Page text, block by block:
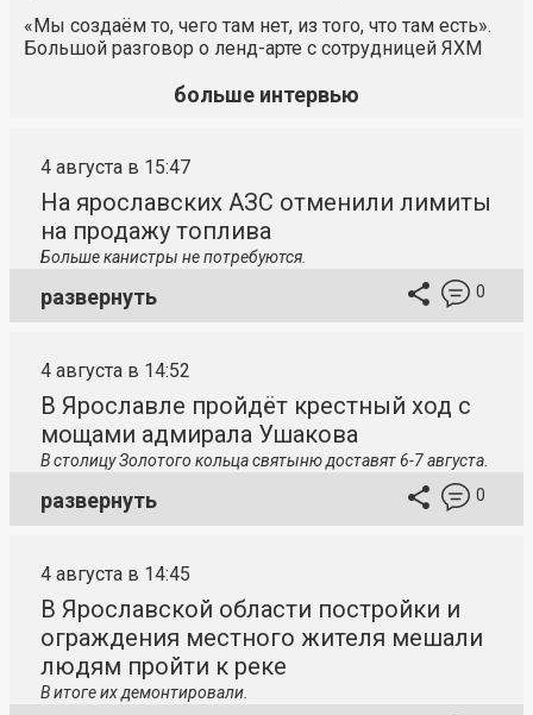
«Мы создаём то, чего там нет, из того, что там есть».
Большой разговор о ленд-арте с сотрудницей ЯХМ
больше интервью
4 августа в 15:47
На ярославских АЗС отменили лимиты
на продажу топлива
Больше канистры не потребуются.
развернуть 0
4 августа в 14:52
В Ярославле пройдёт крестный ход с
мощами адмирала Ушакова
В столицуЗолотого кольца святыню доставят 6-7 августа.
развернуть 0
4 августа в 14:45
В Ярославской области постройки и
ограждения местного жителя мешали
людям пройти к реке
В итоге их демонтировали.